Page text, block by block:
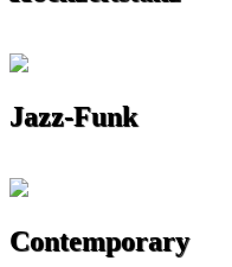
Jazz-Funk
Contemporary